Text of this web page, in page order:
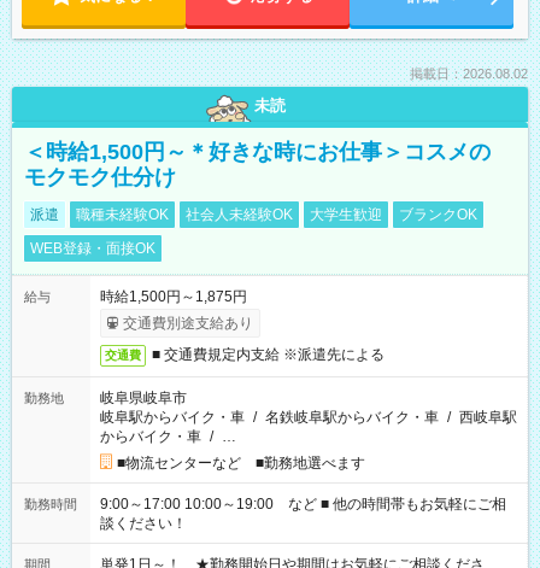
掲載日：2026.08.02
未読
＜時給1,500円～＊好きな時にお仕事＞コスメの
モクモク仕分け
派遣 職種未経験OK 社会人未経験OK 大学生歓迎
ブランクOK
WEB登録・面接OK
給与
時給1,500円～1,875円
交通費別途支給あり
交通費 ■ 交通費規定内支給 ※派遣先による
勤務地
岐阜県岐阜市
岐阜駅からバイク・車 / 名鉄岐阜駅からバイク・車 / 西岐阜駅
からバイク・車 / …
■物流センターなど ■勤務地選べます
勤務時間
9:00～17:00 10:00～19:00 など ■ 他の時間帯もお気軽にご相
談ください！
期間 単発1日～！ ★勤務開始日や期間はお気軽にご相談くださ